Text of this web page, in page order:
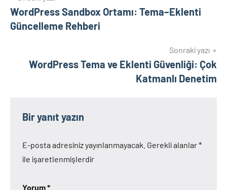
gezinmesi
WordPress Sandbox Ortamı: Tema–Eklenti
Güncelleme Rehberi
Sonraki yazı
WordPress Tema ve Eklenti Güvenliği: Çok
Katmanlı Denetim
Bir yanıt yazın
E-posta adresiniz yayınlanmayacak. Gerekli alanlar*
ile işaretlenmişlerdir
Yorum*